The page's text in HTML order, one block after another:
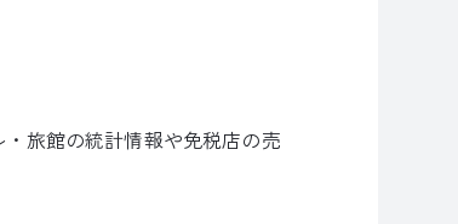
旅館の統計情報や免税店の売